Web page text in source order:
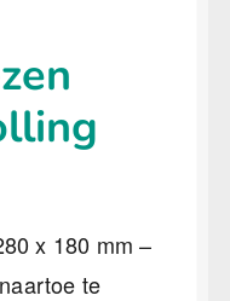
x 180 mm –
te